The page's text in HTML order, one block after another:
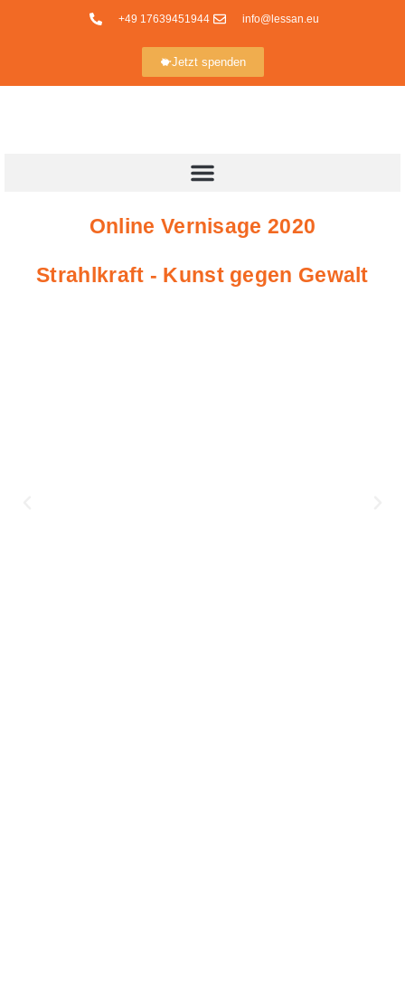
+49 17639451944 info@lessan.eu
Jetzt spenden
Online Vernisage 2020
Strahlkraft - Kunst gegen Gewalt